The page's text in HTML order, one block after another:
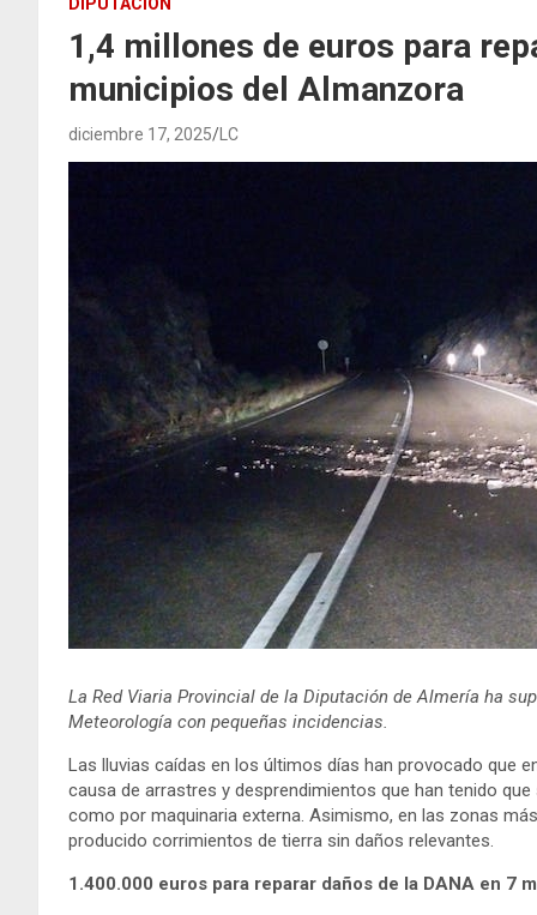
DIPUTACIÓN
1,4 millones de euros para
municipios del Almanzora
diciembre 17, 2025 LC
La Red Viaria Provincial de la Diputación de Almería ha
Meteorología con pequeñas incidencias.
Las lluvias caídas en los últimos días han provocado que
causa de arrastres y desprendimientos que han tenido
como por maquinaria externa. Asimismo, en las zonas
producido corrimientos de tierra sin daños relevantes.
1.400.000 euros para reparar daños de la DANA en 7